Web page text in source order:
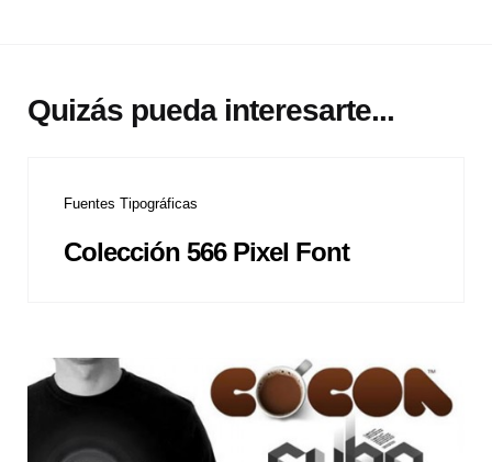
Quizás pueda interesarte...
Fuentes Tipográficas
Colección 566 Pixel Font